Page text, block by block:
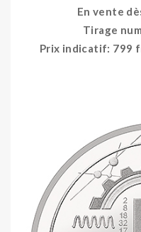
En vente
Tirage
Prix indicatif: 799